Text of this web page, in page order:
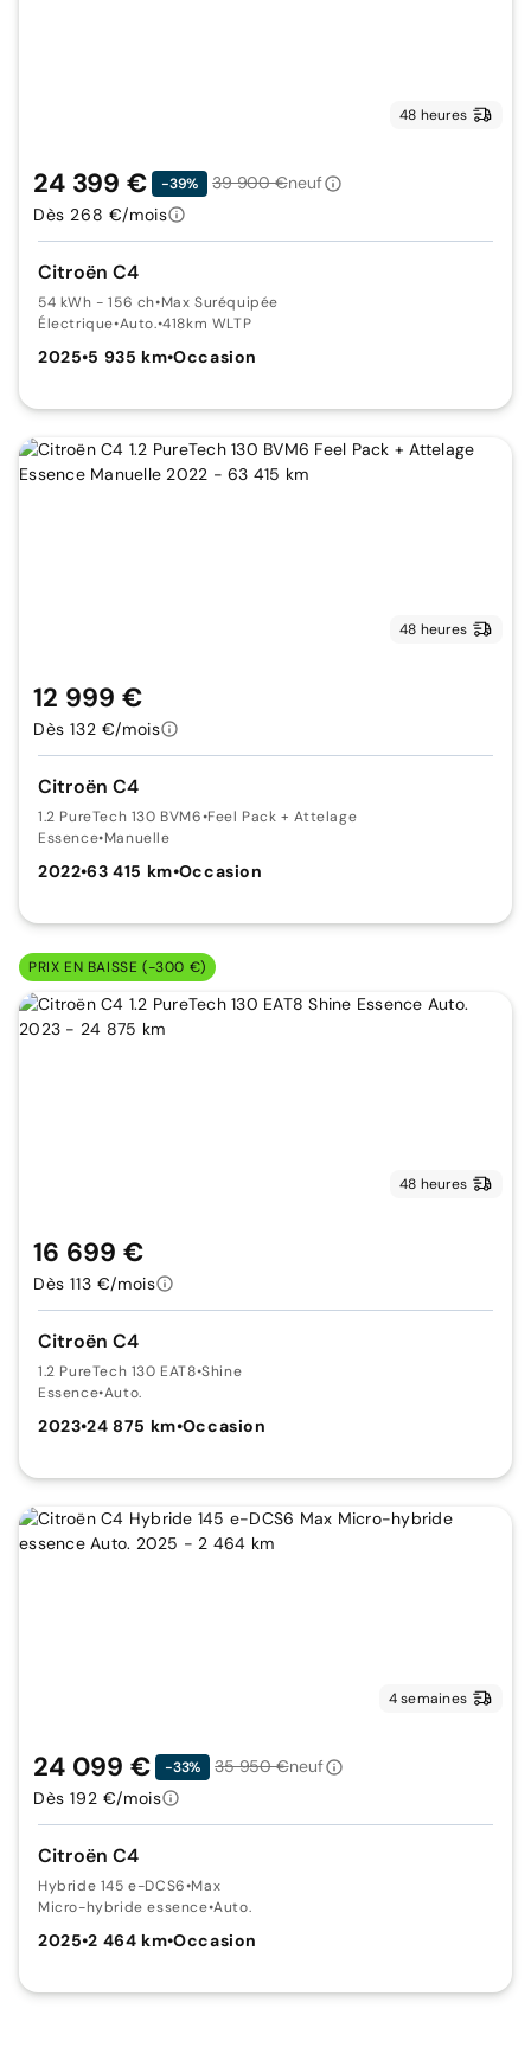
48 heures
Citroën C4
54 kWh - 156 ch•Max Suréquipée
Électrique•Auto.•418km WLTP
2025•5 935 km•Occasion
24 399 € -39% 39 900 €neuf
Dès 268 €/mois
48 heures
Citroën C4
1.2 PureTech 130 BVM6•Feel Pack + Attelage
Essence•Manuelle
2022•63 415 km•Occasion
12 999 €
Dès 132 €/mois
PRIX EN BAISSE (-300 €)
48 heures
Citroën C4
1.2 PureTech 130 EAT8•Shine
Essence•Auto.
2023•24 875 km•Occasion
16 699 €
Dès 113 €/mois
4 semaines
Citroën C4
Hybride 145 e-DCS6•Max
Micro-hybride essence•Auto.
2025•2 464 km•Occasion
24 099 € -33% 35 950 €neuf
Dès 192 €/mois